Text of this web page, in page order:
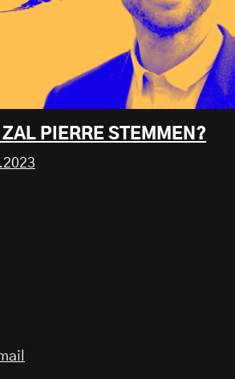
ZAL PIERRE STEMMEN?